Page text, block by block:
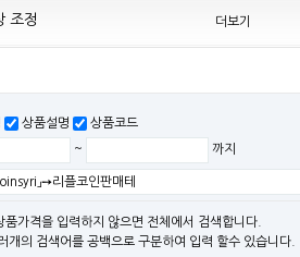
조정
건
] 출시
NEW MODEL"[ADT] 출시
현파 / 유사 정현파" 시리즈 제품을 출시
/ CEN / HLG)시리즈 제품 출시
더보기
상품설명 상품코드
~ 까지
가격을 입력하지 않으면 전체에서 검색합니다.
개의 검색어를 공백으로 구분하여 입력 할수 있습니다.